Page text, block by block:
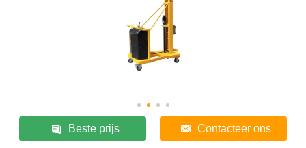
Beste prijs Contacteer ons